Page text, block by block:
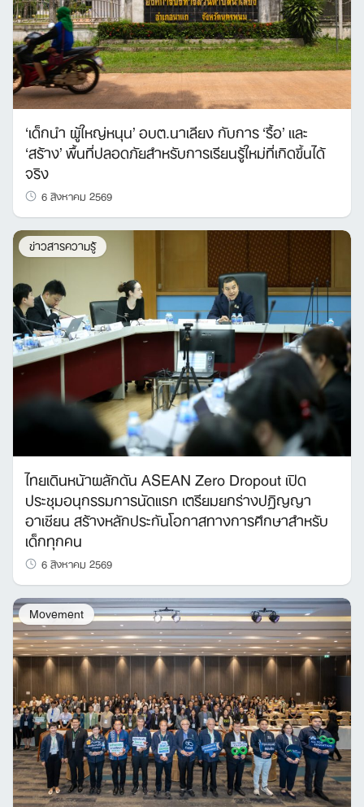
‘เด็กนำ ผู้ใหญ่หนุน’ อบต.นาเลียง กับการ ‘รื้อ’ และ
‘สร้าง’ พื้นที่ปลอดภัยสำหรับการเรียนรู้ใหม่ที่เกิดขึ้นได้
จริง
6 สิงหาคม 2569
ข่าวสารความรู้
ไทยเดินหน้าผลักดัน ASEAN Zero Dropout เปิด
ประชุมอนุกรรมการนัดแรก เตรียมยกร่างปฏิญญา
อาเซียน สร้างหลักประกันโอกาสทางการศึกษาสำหรับ
เด็กทุกคน
6 สิงหาคม 2569
Movement